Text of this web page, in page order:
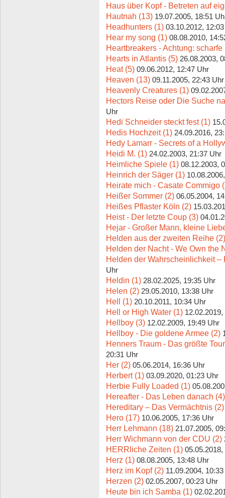
Haus über Kopf - Betreten auf
Hautnah (13) 19.07.2005, 18:51
Headhunters (1) 03.10.2012,
Hear my song (1) 08.08.2010,
Heartbreakers - Achtung: scharfe
Hearts in Atlantis (5) 26.08.2003,
Heat (5) 09.06.2012, 12:47 Uhr
Heaven (13) 09.11.2005, 22:43 Uhr
Heavenly Creatures (1)
Hectors Reise oder Die Suche
Uhr
Hedi Schneider steckt fest (1)
Hedis Hochzeit (1) 24.09.2016,
Hedy Lamarr - Secrets of a
Heidi M. (1) 24.02.2003, 21:37 Uhr
Heimliche Spiele (1) 08.12.2003,
Heinrich der Säger (1)
Heirate mich - Casate Commigo
Heißer Sommer (2) 06.05.2004,
Heißes Pflaster Köln (2)
Heist - Der letzte Coup (3)
Hejar - Großer Mann, kleine
Helden aus der zweiten Reihe (2)
Helden der Nacht - We Own the
Helden der Wahrscheinlichkeit –
Uhr
Heldin (1) 28.02.2025, 19:35 Uhr
Helen (2) 29.05.2010, 13:38 Uhr
Hell (1) 20.10.2011, 10:34 Uhr
Hell or High Water (1)
Hellboy (3) 12.02.2009, 19:49 Uhr
Hellboy - Die goldene Armee (2)
Henners Traum - Das größte
20:31 Uhr
Her (2) 05.06.2014, 16:36 Uhr
Herbert (1) 03.09.2020, 01:23 Uhr
Herbie Fully Loaded (1)
Hereafter - Das Leben danach (4)
Hereditary – Das Vermächtnis (2)
Hero (17) 10.06.2005, 17:36 Uhr
Herr Lehmann (18) 21.07.2005,
Herr Wichmann von der CDU (2)
HERRliche Zeiten (1)
Herz (1) 08.08.2005, 13:48 Uhr
Herz im Kopf (2) 11.09.2004,
Herzen (2) 02.05.2007, 00:23 Uhr
Heute bin ich Samba (1)